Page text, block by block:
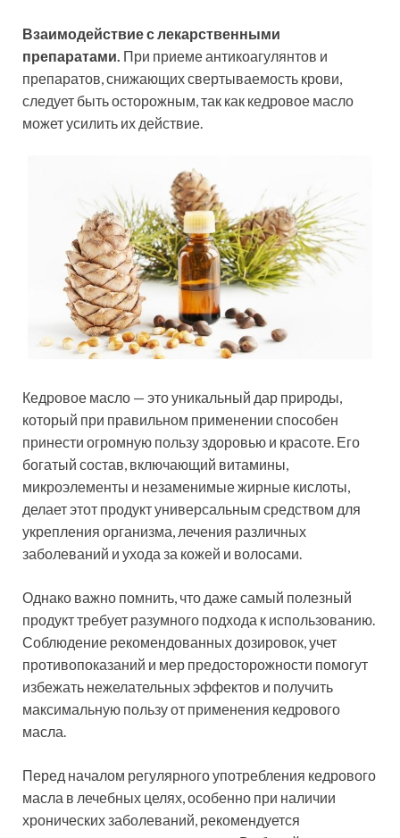
Взаимодействие с лекарственными
препаратами. При приеме антикоагулянтов и
препаратов, снижающих свертываемость крови,
следует быть осторожным, так как кедровое масло
может усилить их действие.
Кедровое масло — это уникальный дар природы,
который при правильном применении способен
принести огромную пользу здоровью и красоте. Его
богатый состав, включающий витамины,
микроэлементы и незаменимые жирные кислоты,
делает этот продукт универсальным средством для
укрепления организма, лечения различных
заболеваний и ухода за кожей и волосами.
Однако важно помнить, что даже самый полезный
продукт требует разумного подхода к использованию.
Соблюдение рекомендованных дозировок, учет
противопоказаний и мер предосторожности помогут
избежать нежелательных эффектов и получить
максимальную пользу от применения кедрового
масла.
Перед началом регулярного употребления кедрового
масла в лечебных целях, особенно при наличии
хронических заболеваний, рекомендуется